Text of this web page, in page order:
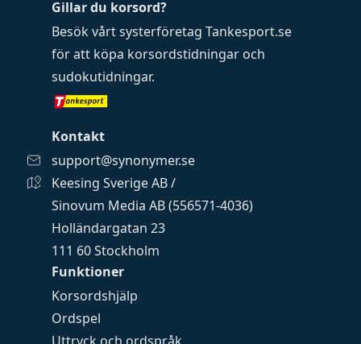
Funktioner
Korsordshjälp
Ordspel
Gillar du korsord?
Besök vårt systerföretag Tankesport.se
för att köpa korsordstidningar och
sudokutidningar.
Kontakt
support@synonymer.se
Keesing Sverige AB /
Sinovum Media AB (556571-4036)
Holländargatan 23
111 60 Stockholm